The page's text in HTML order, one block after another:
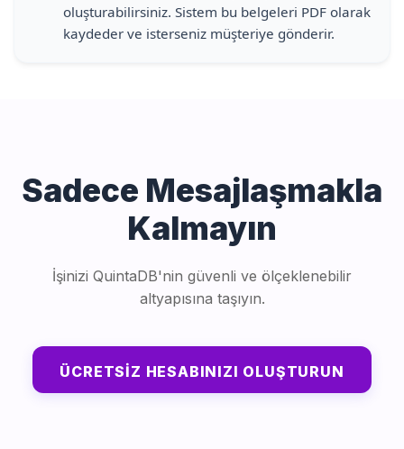
oluşturabilirsiniz. Sistem bu belgeleri PDF olarak
kaydeder ve isterseniz müşteriye gönderir.
Sadece Mesajlaşmakla
Kalmayın
İşinizi QuintaDB'nin güvenli ve ölçeklenebilir
altyapısına taşıyın.
ÜCRETSIZ HESABINIZI OLUŞTURUN